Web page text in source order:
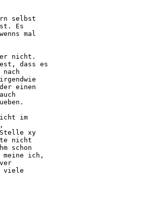
selbst
Es
mal
nicht.
dass es
einen
im
xy
nicht
schon
ich,
viele